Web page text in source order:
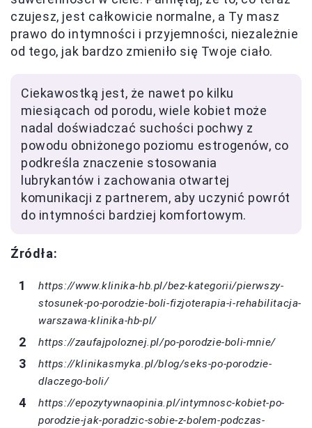
czujesz, jest całkowicie normalne, a Ty masz
prawo do intymności i przyjemności, niezależnie
od tego, jak bardzo zmieniło się Twoje ciało.
Ciekawostką jest, że nawet po kilku
miesiącach od porodu, wiele kobiet może
nadal doświadczać suchości pochwy z
powodu obniżonego poziomu estrogenów, co
podkreśla znaczenie stosowania
lubrykantów i zachowania otwartej
komunikacji z partnerem, aby uczynić powrót
do intymności bardziej komfortowym.
Źródła:
https://www.klinika-hb.pl/bez-kategorii/pierwszy-
stosunek-po-porodzie-boli-fizjoterapia-i-rehabilitacja-
warszawa-klinika-hb-pl/
https://zaufajpoloznej.pl/po-porodzie-boli-mnie/
https://klinikasmyka.pl/blog/seks-po-porodzie-
dlaczego-boli/
https://epozytywnaopinia.pl/intymnosc-kobiet-po-
porodzie-jak-poradzic-sobie-z-bolem-podczas-